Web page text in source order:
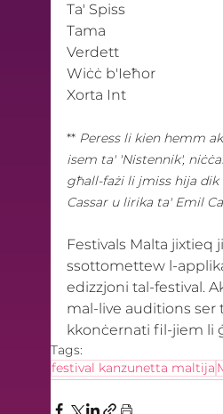
Ta' Spiss
Tama
Verdett
Wiċċ b'Ieħor
Xorta Int
** Peress li kien hemm
isem ta' 'Nistennik',
għall-fażi li jmiss hija
Cassar u lirika ta' Emil
Festivals Malta jixtieq
ssottomettew l-
edizzjoni tal-festival.
mal-live auditions
kkonċernati fil-jiem li
Tags:
festival kanzunetta maltija